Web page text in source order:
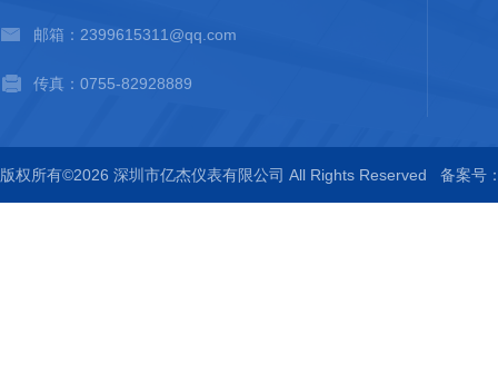
邮箱：2399615311@qq.com
传真：0755-82928889
版权所有©2026 深圳市亿杰仪表有限公司 All Rights Reserved 备案号